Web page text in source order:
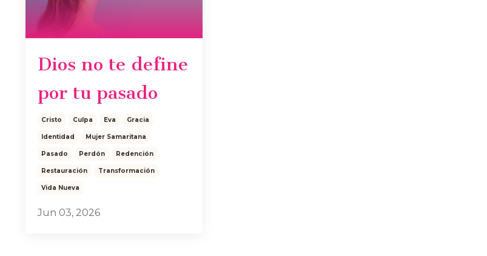
Dios no te define
por tu pasado
Cristo Culpa Eva Gracia
Identidad Mujer Samaritana
Pasado Perdón Redención
Restauración Transformación
Vida Nueva
Jun 03, 2026